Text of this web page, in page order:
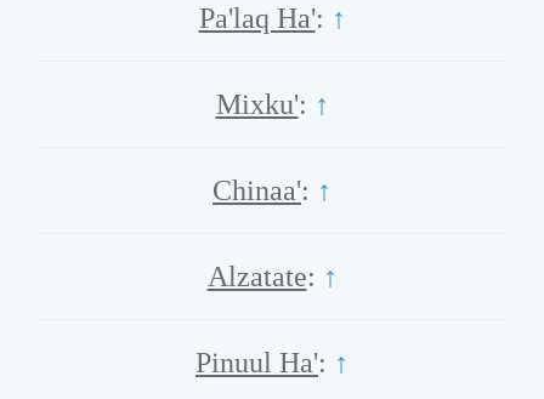
Pa'laq Ha': ↑
Mixku': ↑
Chinaa': ↑
Alzatate: ↑
Pinuul Ha': ↑